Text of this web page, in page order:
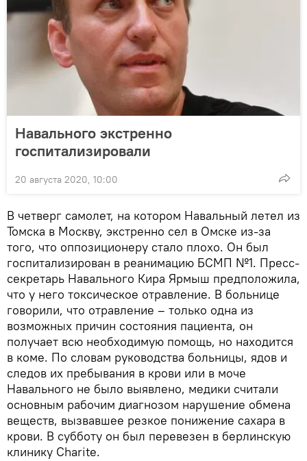
Навального экстренно
госпитализировали
20 августа 2020, 10:00
В четверг самолет, на котором Навальный летел из
Томска в Москву, экстренно сел в Омске из-за
того, что оппозиционеру стало плохо. Он был
госпитализирован в реанимацию БСМП №1. Пресс-
секретарь Навального Кира Ярмыш предположила,
что у него токсическое отравление. В больнице
говорили, что отравление – только одна из
возможных причин состояния пациента, он
получает всю необходимую помощь, но находится
в коме. По словам руководства больницы, ядов и
следов их пребывания в крови или в моче
Навального не было выявлено, медики считали
основным рабочим диагнозом нарушение обмена
веществ, вызвавшее резкое понижение сахара в
крови. В субботу он был перевезен в берлинскую
клинику Charite.